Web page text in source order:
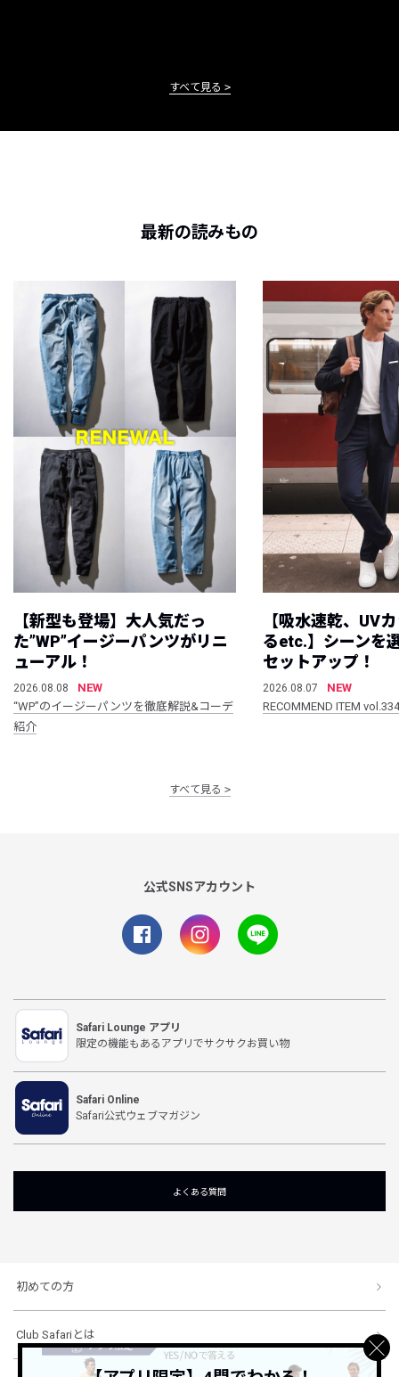
すべて見る
最新の読みもの
【新型も登場】大人気だっ
た”WP”イージーパンツがリニ
ューアル！
2026.08.08
NEW
“WP”のイージーパンツを徹底解説&コーデ
紹介
【吸水速乾、UV
るetc.】シーンを
セットアップ！
2026.08.07
NEW
RECOMMEND ITEM vol.334
すべて見る
公式SNSアカウント
Safari Lounge アプリ
限定の機能もあるアプリでサクサクお買い物
Safari Online
Safari公式ウェブマガジン
よくある質問
初めての方
Club Safariとは